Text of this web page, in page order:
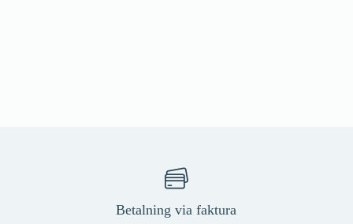
Betalning via faktura